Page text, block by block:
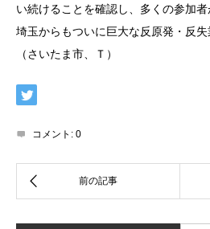
い続けることを確認し、多くの参加者
埼玉からもついに巨大な反原発・反失
（さいたま市、Ｔ）
コメント: 0